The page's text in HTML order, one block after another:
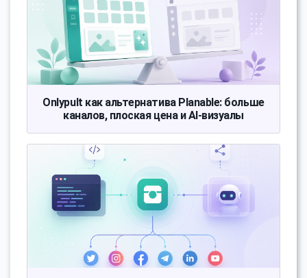
Onlypult как альтернатива Planable: больше
каналов, плоская цена и AI-визуалы